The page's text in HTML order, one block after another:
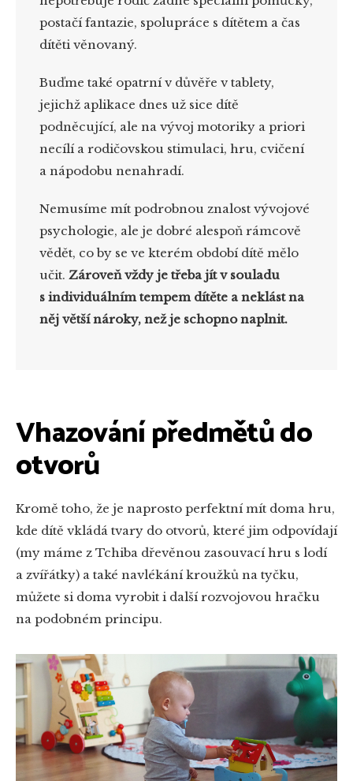
postačí fantazie, spolupráce s dítětem a čas
dítěti věnovaný.
Buďme také opatrní v důvěře v tablety,
jejichž aplikace dnes už sice dítě
podněcující, ale na vývoj motoriky a priori
necílí a rodičovskou stimulaci, hru, cvičení
a nápodobu nenahradí.
Nemusíme mít podrobnou znalost vývojové
psychologie, ale je dobré alespoň rámcově
vědět, co by se ve kterém období dítě mělo
učit. Zároveň vždy je třeba jít v souladu
s individuálním tempem dítěte a neklást na
něj větší nároky, než je schopno naplnit.
Vhazování předmětů do
otvorů
Kromě toho, že je naprosto perfektní mít doma hru,
kde dítě vkládá tvary do otvorů, které jim odpovídají
(my máme z Tchiba dřevěnou zasouvací hru s lodí
a zvířátky) a také navlékání kroužků na tyčku,
můžete si doma vyrobit i další rozvojovou hračku
na podobném principu.